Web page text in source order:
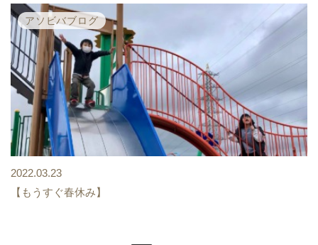
アソビバブログ
2022.03.23
【もうすぐ春休み】